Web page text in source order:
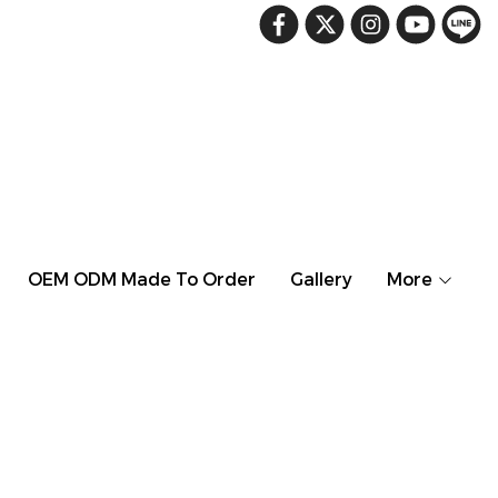
OEM ODM Made To Order Gallery More